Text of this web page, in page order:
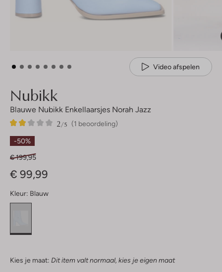
Video afspelen
Nubikk
Blauwe Nubikk Enkellaarsjes Norah Jazz
(1 beoordeling)
2/5
1
2
Sterren
-50%
€ 199,95
€ 99,99
Kleur: Blauw
Kies je maat: Dit item valt normaal, kies je eigen maat